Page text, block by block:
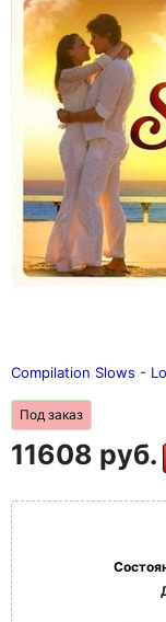
Compilation Slows -
Под заказ
11608 руб.